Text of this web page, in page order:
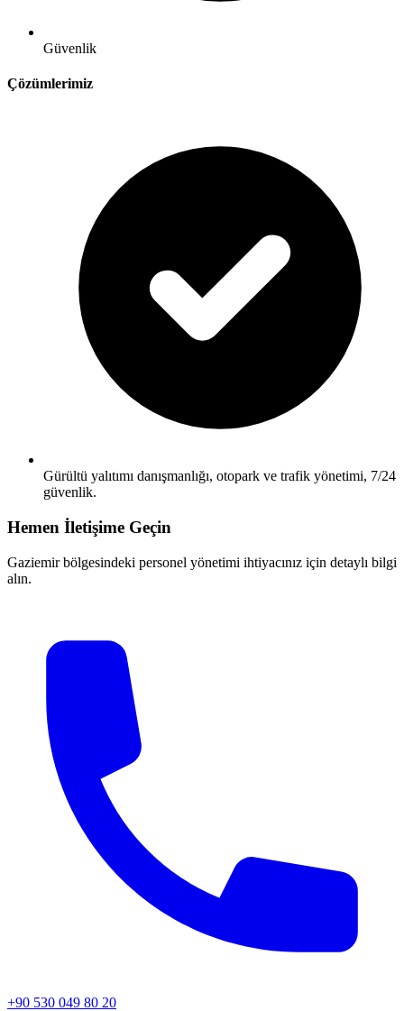
Güvenlik
Çözümlerimiz
Gürültü yalıtımı danışmanlığı, otopark ve trafik yönetimi, 7/24
güvenlik.
Hemen İletişime Geçin
Gaziemir bölgesindeki personel yönetimi ihtiyacınız için detaylı bilgi
alın.
+90 530 049 80 20